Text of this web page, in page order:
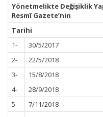
Yönetmelikte Değişiklik
Resmî Gazete’nin
Tarihi
1-
30/5/2017
2-
22/5/2018
3-
15/8/2018
4-
28/9/2018
5-
7/11/2018